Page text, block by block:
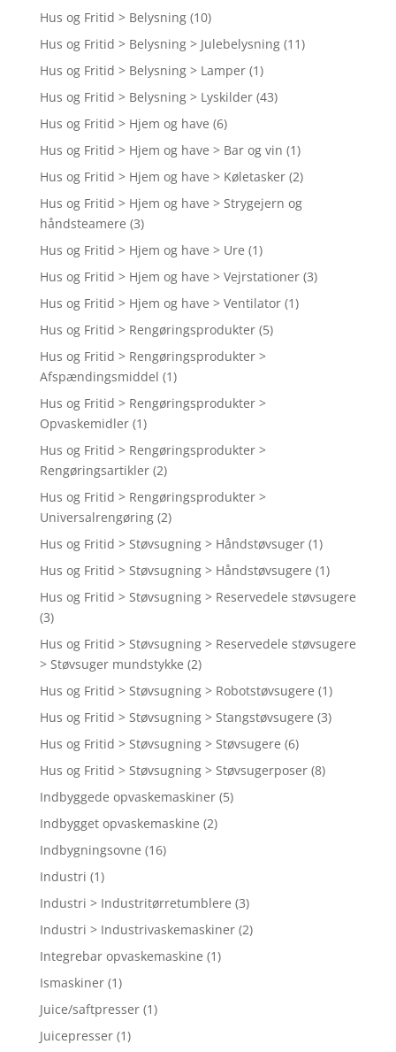
Hus og Fritid > Belysning (10)
Hus og Fritid > Belysning > Julebelysning (11)
Hus og Fritid > Belysning > Lamper (1)
Hus og Fritid > Belysning > Lyskilder (43)
Hus og Fritid > Hjem og have (6)
Hus og Fritid > Hjem og have > Bar og vin (1)
Hus og Fritid > Hjem og have > Køletasker (2)
Hus og Fritid > Hjem og have > Strygejern og
håndsteamere (3)
Hus og Fritid > Hjem og have > Ure (1)
Hus og Fritid > Hjem og have > Vejrstationer (3)
Hus og Fritid > Hjem og have > Ventilator (1)
Hus og Fritid > Rengøringsprodukter (5)
Hus og Fritid > Rengøringsprodukter >
Afspændingsmiddel (1)
Hus og Fritid > Rengøringsprodukter >
Opvaskemidler (1)
Hus og Fritid > Rengøringsprodukter >
Rengøringsartikler (2)
Hus og Fritid > Rengøringsprodukter >
Universalrengøring (2)
Hus og Fritid > Støvsugning > Håndstøvsuger (1)
Hus og Fritid > Støvsugning > Håndstøvsugere (1)
Hus og Fritid > Støvsugning > Reservedele støvsugere
(3)
Hus og Fritid > Støvsugning > Reservedele støvsugere
> Støvsuger mundstykke (2)
Hus og Fritid > Støvsugning > Robotstøvsugere (1)
Hus og Fritid > Støvsugning > Stangstøvsugere (3)
Hus og Fritid > Støvsugning > Støvsugere (6)
Hus og Fritid > Støvsugning > Støvsugerposer (8)
Indbyggede opvaskemaskiner (5)
Indbygget opvaskemaskine (2)
Indbygningsovne (16)
Industri (1)
Industri > Industritørretumblere (3)
Industri > Industrivaskemaskiner (2)
Integrebar opvaskemaskine (1)
Ismaskiner (1)
Juice/saftpresser (1)
Juicepresser (1)